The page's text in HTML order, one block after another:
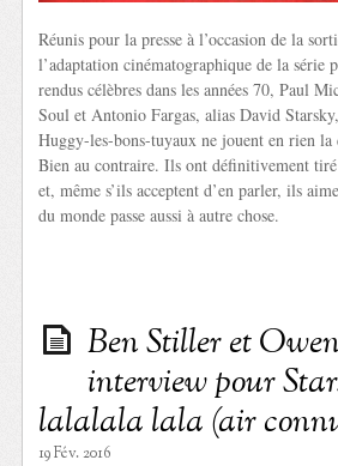
Réunis pour la presse à l’occasion de la
l’adaptation cinématographique de la série
rendus célèbres dans les années 70, Paul
Soul et Antonio Fargas, alias David
Huggy-les-bons-tuyaux ne jouent en rien la
Bien au contraire. Ils ont définitivement
et, même s’ils acceptent d’en parler, ils
du monde passe aussi à autre chose.
Ben Stiller et
interview pour
lalalala lala (air
19 Fév. 2016